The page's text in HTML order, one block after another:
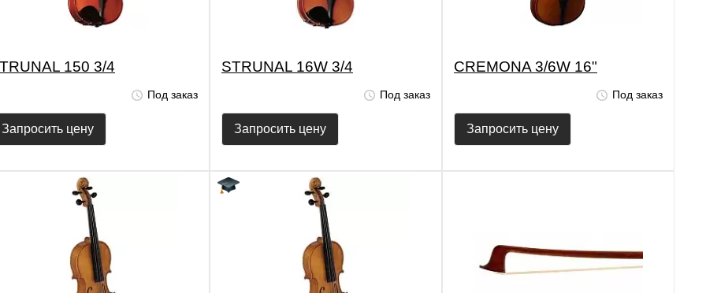
150 3/4
Под заказ
Запросить цену
STRUNAL 16W 3/4
Под заказ
Запросить цену
CREMONA 3/6W 16"
Под заказ
Запросить цену